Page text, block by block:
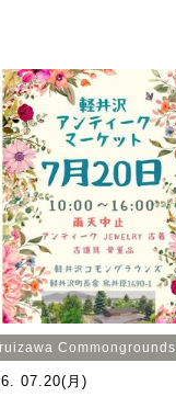
Commongrounds
07.20(月)